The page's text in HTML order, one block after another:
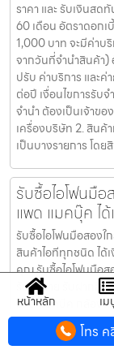
ราคา และ รับเงินสด
60 เดือน อัตราดอก
1,000 บาท จะมีค่าบ
จากวันที่จำนำสินค้า)
ปรับ ค่าบริการ และค่
ต่อปี เงื่อนไขการรับ
จำนำ ต้องเป็นเจ้าขอ
เครื่องบริษัท 2. สินค้
เป็นบางรายการ โด
รับซื้อไอโฟนมือ
แพด แมคบุ๊ค ได้
รับซื้อไอโฟนมือสองใ
สินค้าไอทีทุกชนิด ได้เ
คุณ รับซื้อไอโฟนมือส
รับซื้อขาย รับฝากสิ
แพด แมคบุ๊ค กล้องถ่
เครื่องประดับ ได้เงิน
เงื่อนไขการให้บริก
หน้าหลัก เม
โทร